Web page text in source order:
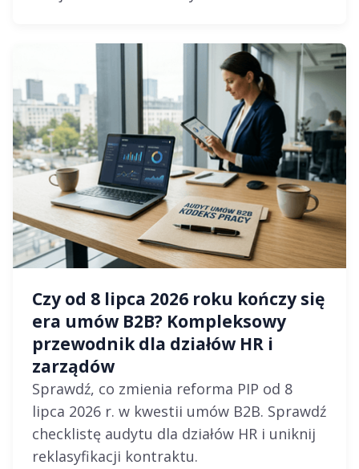
Czy od 8 lipca 2026 roku kończy się
era umów B2B? Kompleksowy
przewodnik dla działów HR i
zarządów
Sprawdź, co zmienia reforma PIP od 8
lipca 2026 r. w kwestii umów B2B. Sprawdź
checklistę audytu dla działów HR i uniknij
reklasyfikacji kontraktu.